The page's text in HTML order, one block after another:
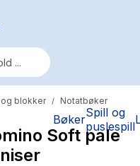
BøkerSpill og
puslespill
blokker / Notatbøker
Soft pale